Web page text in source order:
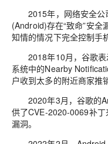
2015年，网络安全
(Android)存在“致命”安
知情的情况下完全控制手机
2018年10月，谷歌
系统中的Nearby
户收到太多的附近商家推
2020年3月，谷歌的
供了CVE-2020-0069补
漏洞。